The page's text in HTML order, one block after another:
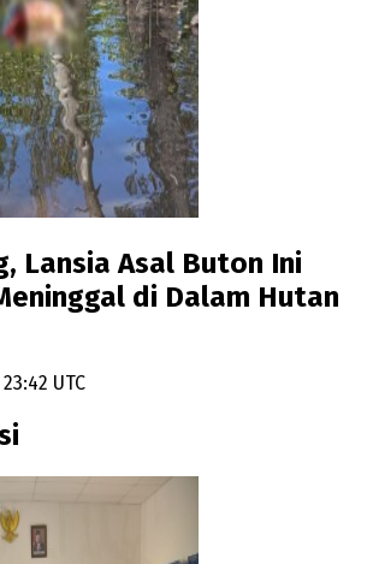
Lansia Asal Buton Ini
di Dalam Hutan
UTC